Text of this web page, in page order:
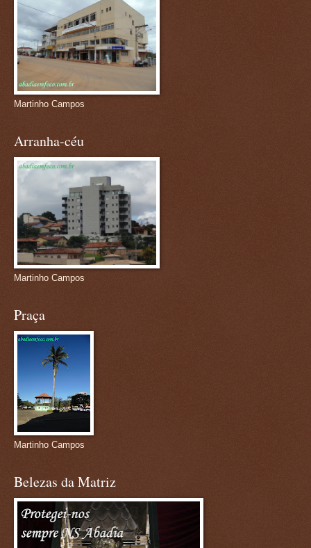
Martinho Campos
Arranha-céu
Martinho Campos
Praça
Martinho Campos
Belezas da Matriz